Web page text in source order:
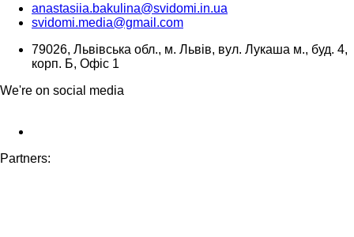
anastasiia.bakulina@svidomi.in.ua
svidomi.media@gmail.com
79026, Львівська обл., м. Львів, вул. Лукаша м., буд. 4,
корп. Б, Офіс 1
We're on social media
Partners: